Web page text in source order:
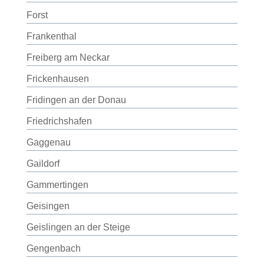
Forst
Frankenthal
Freiberg am Neckar
Frickenhausen
Fridingen an der Donau
Friedrichshafen
Gaggenau
Gaildorf
Gammertingen
Geisingen
Geislingen an der Steige
Gengenbach